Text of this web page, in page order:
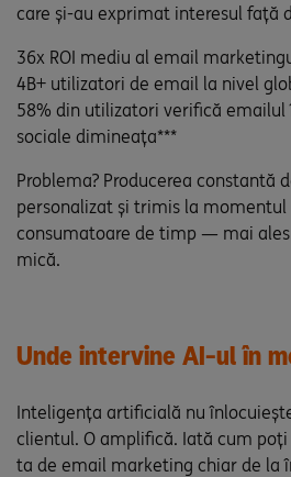
care și-au exprimat interesul față
36x ROI mediu al email
4B+ utilizatori de email la nivel
58% din utilizatori verifică
sociale dimineața***
Problema? Producerea constantă
personalizat și trimis la
consumatoare de timp — mai
mică.
Unde intervine AI-ul în
Inteligența artificială nu
clientul. O amplifică. Iată cum
ta de email marketing chiar de la